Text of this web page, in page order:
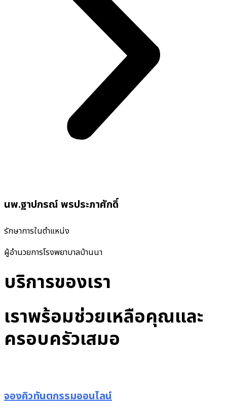
นพ.ฐาปกรณ์ พรประภาศักดิ์
รักษาการในตำแหน่ง
ผู้อำนวยการโรงพยาบาลบ้านนา
บริการของเรา
เราพร้อมช่วยเหลือคุณและ
ครอบครัวเสมอ
จองคิวทันตกรรมออนไลน์